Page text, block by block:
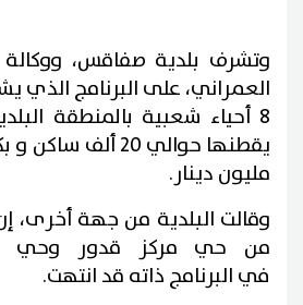
وتشرف بلدية صفاقس، ووكالة
العمراني، على البرنامج الذي
8 أحياء شعبية بالمنطقة
مليون دينار.
وقالت البلدية من جهة أخرى،
من حي مركز قدور وحي
في البرنامج ذاته قد انتهت.